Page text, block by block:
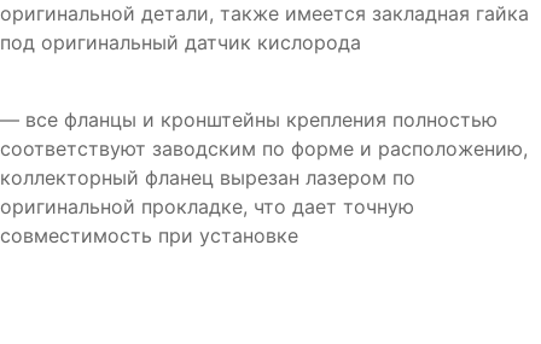
оригинальной детали, также имеется закладная гайка
под оригинальный датчик кислорода
— все фланцы и кронштейны крепления полностью
соответствуют заводским по форме и расположению,
коллекторный фланец вырезан лазером по
оригинальной прокладке, что дает точную
совместимость при установке